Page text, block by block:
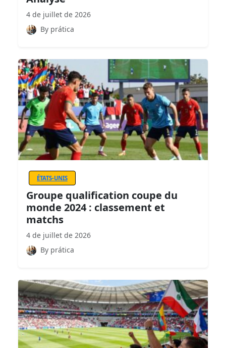
4 de juillet de 2026
By prática
ÉTATS-UNIS
Groupe qualification coupe du
monde 2024 : classement et
matchs
4 de juillet de 2026
By prática